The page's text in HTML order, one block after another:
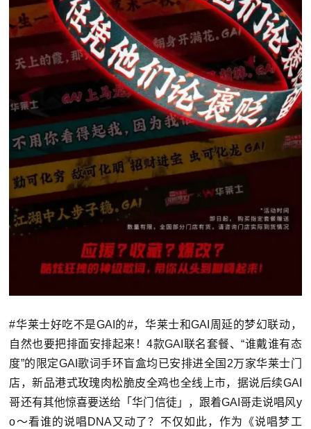
#华莱士好吃不是GAI的#，华莱士和GAI周延的梦幻联动，
自然也要把排面安排起来！4款GAI联名套餐、“谁戴谁有态
度”的限定GAI歌词手环盲盒均已安排进全国2万家华莱士门
店，新品港式玫瑰肉松脆皮全鸡也全线上市，据说后续GAI
哥还有其他惊喜要送给「华门信徒」，跟着GAI哥走说唱风y
o～看谁的说唱DNA又动了？不仅如此，作为《说唱梦工